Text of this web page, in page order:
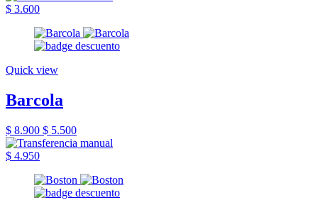
$ 3.600
Quick view
Barcola
$ 8.900 $ 5.500
$ 4.950